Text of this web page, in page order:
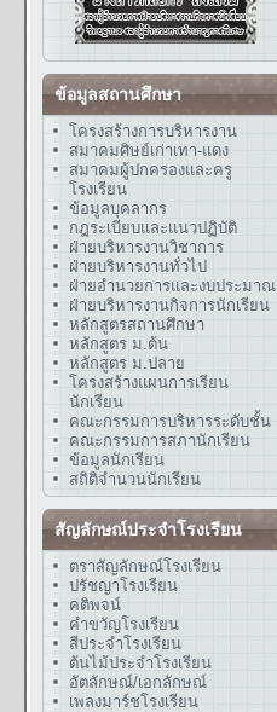
ข้อมูลสถานศึกษา
โครงสร้างการบริหารงาน
สมาคมศิษย์เก่าเทา-แดง
สมาคมผู้ปกครองและครู
โรงเรียน
ข้อมูลบุคลากร
กฎระเบียบและแนวปฏิบัติ
ฝ่ายบริหารงานวิชาการ
ฝ่ายบริหารงานทั่วไป
ฝ่ายอำนวยการและงบประมาณ
ฝ่ายบริหารงานกิจการนักเรียน
หลักสูตรสถานศึกษา
หลักสูตร ม.ต้น
หลักสูตร ม.ปลาย
โครงสร้างแผนการเรียน
นักเรียน
คณะกรรมการบริหารระดับชั้น
คณะกรรมการสภานักเรียน
ข้อมูลนักเรียน
สถิติจำนวนนักเรียน
สัญลักษณ์ประจำโรงเรียน
ตราสัญลักษณ์โรงเรียน
ปรัชญาโรงเรียน
คติพจน์
คำขวัญโรงเรียน
สีประจำโรงเรียน
ต้นไม้ประจำโรงเรียน
อัตลักษณ์/เอกลักษณ์
เพลงมาร์ชโรงเรียน